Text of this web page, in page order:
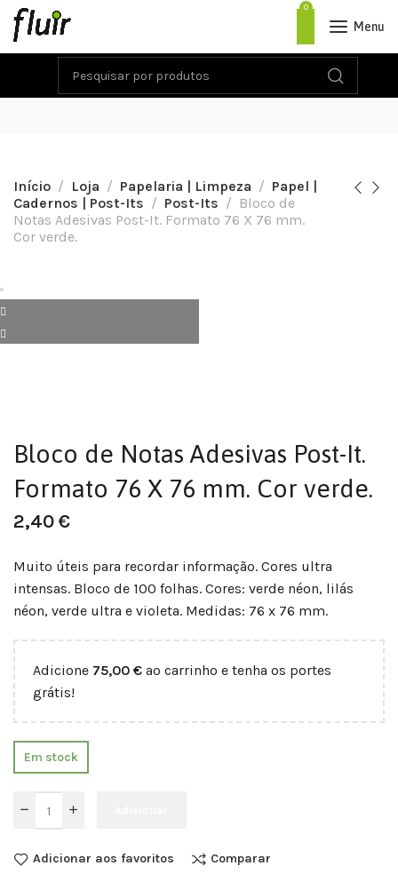
0
Menu
Início Loja Papelaria | Limpeza
Papel |
Cadernos | Post-Its
Post-Its
Bloco de
Notas Adesivas Post-It. Formato 76 X 76 mm.
Cor verde.
Bloco de Notas Adesivas Post-It.
Formato 76 X 76 mm. Cor verde.
2,40€
Muito úteis para recordar informação. Cores ultra
intensas. Bloco de 100 folhas. Cores: verde néon, lilás
néon, verde ultra e violeta. Medidas: 76 x 76 mm.
Adicione 75,00 € ao carrinho e tenha os portes
grátis!
Em stock
Adicionar aos favoritos Comparar